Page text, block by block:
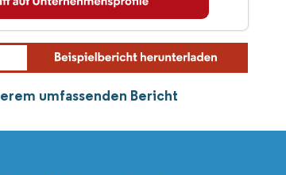
umfassenden Bericht